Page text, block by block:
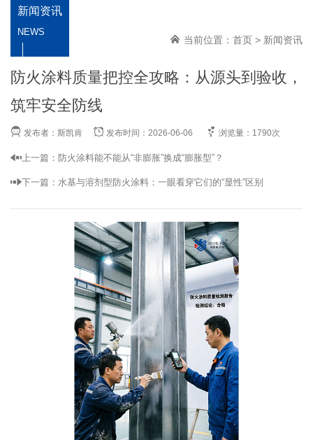
新闻资讯
NEWS
当前位置： 首页 > 新闻资讯
防火涂料质量把控全攻略：从源头到验收，
筑牢安全防线
发布者：斯凯肯 发布时间：2026-06-06 浏览量：1790次
上一篇： 防火涂料能不能从“非膨胀”换成“膨胀型”？
下一篇： 水基与溶剂型防火涂料：一眼看穿它们的“显性”区别